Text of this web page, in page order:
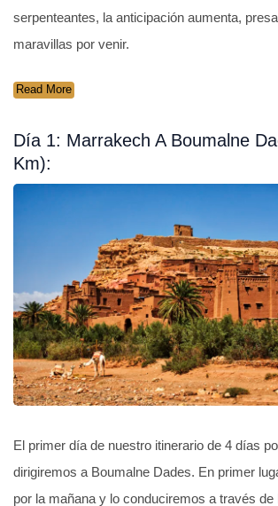
serpenteantes, la anticipación aumenta,
maravillas por venir.
Read More
Día 1: Marrakech A Boumalne
Km):
El primer día de nuestro itinerario de 4 días
dirigiremos a Boumalne Dades. En primer
por la mañana y lo conduciremos a través de